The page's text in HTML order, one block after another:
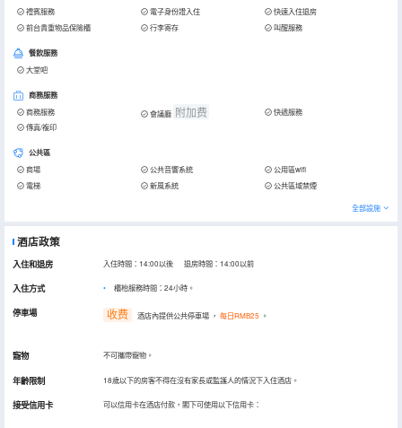
禮賓服務 電子身份證入住
快速入住退房
前台貴重物品保險櫃
行李寄存 叫醒服務
餐飲服務
大堂吧
商務服務
商務服務 會議廳 附加费
快遞服務
傳真/複印
公共區
商場 公共音響系統
公用區wifi
電梯
新風系統 公共區域禁煙
全部設施
酒店政策
入住和退房 入住時間：14:00以後 退房時間：14:00以前
入住方式 櫃枱服務時間：24小時。
停車場 收费 酒店內提供公共停車場 ， 每日RMB25 。
寵物 不可攜帶寵物。
年齡限制 18歲以下的房客不得在沒有家長或監護人的情況下入住酒店。
接受信用卡 可以信用卡在酒店付款，閣下可使用以下信用卡：